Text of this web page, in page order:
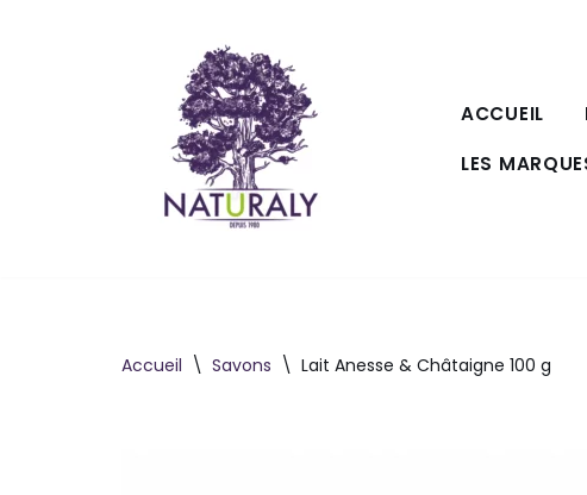
ACCUEIL
LES
Accueil \ Savons \ Lait Anesse & Châtaigne 100 g